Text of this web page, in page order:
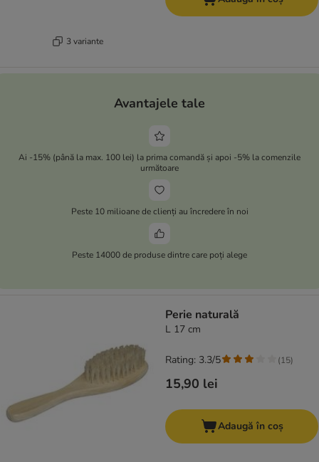
3 variante
Avantajele tale
Ai -15% (până la max. 100 lei) la prima comandă și apoi -5% la comenzile
următoare
Peste 10 milioane de clienți au încredere în noi
Peste 14000 de produse dintre care poți alege
Perie naturală
L 17 cm
15,90 lei
Rating: 3.3/5 (15)
Adaugă în coș